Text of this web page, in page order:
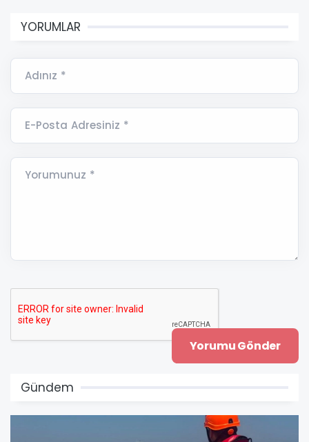
YORUMLAR
Adınız *
E-Posta Adresiniz *
Yorumunuz *
Gündem